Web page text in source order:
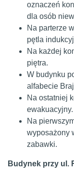
oznaczeń
dla osób
Na parterze
pętla
Na każdej
piętra.
W budynku
alfabecie
Na ostatniej
ewakuacyjny.
Na
wyposażony
zabawki.
Budynek przy ul.